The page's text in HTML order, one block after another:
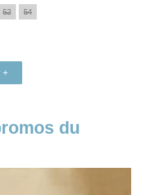
52 54
+
du